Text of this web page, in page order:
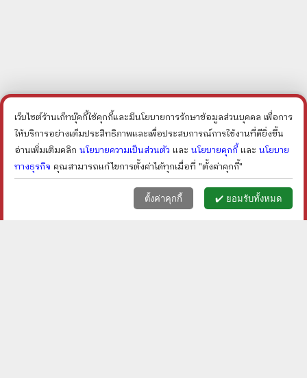
ตะกร้า (0 faceเมนูลูกค้า
เว็บไซต์ร้านเก็ทบุ๊คกี้ใช้คุกกี้และมีนโยบายการรักษาข้อมูลส่วนบุคคล เพื่อการ
ให้บริการอย่างเต็มประสิทธิภาพและเพื่อประสบการณ์การใช้งานที่ดียิ่งขึ้น
อ่านเพิ่มเติมคลิก นโยบายความเป็นส่วนตัว และ นโยบายคุกกี้ และ นโยบาย
ทางธุรกิจ คุณสามารถแก้ไขการตั้งค่าได้ทุกเมื่อที่ "ตั้งค่าคุกกี้"
ตั้งค่าคุกกี้ ✔️ ยอมรับทั้งหมด